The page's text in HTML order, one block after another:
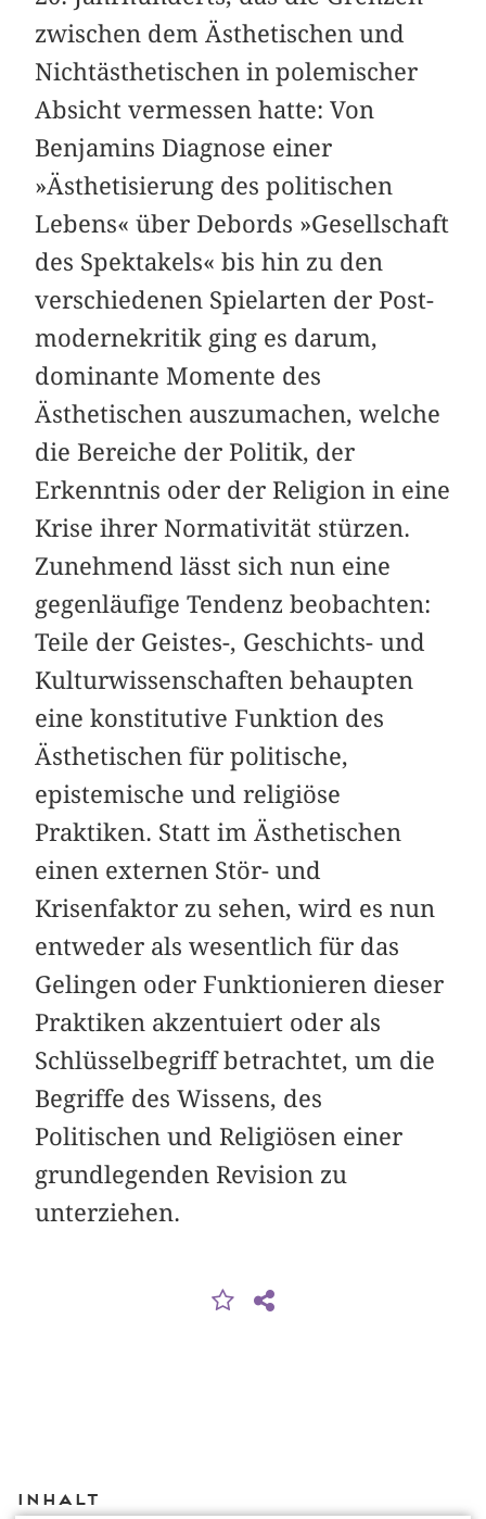
zwischen dem Ästhetischen und
Nichtästhetischen in polemischer
Absicht vermessen hatte: Von
Benjamins Diagnose einer
»Ästhetisierung des politischen
Lebens« über Debords »Gesellschaft
des Spektakels« bis hin zu den
verschiedenen Spielarten der Post­
modernekritik ging es darum,
dominante Momente des
Ästhetischen auszumachen, welche
die Bereiche der Politik, der
Erkenntnis oder der Religion in eine
Krise ihrer Norma­tivität stürzen.
Zunehmend lässt sich nun eine
gegenläufige Tendenz beobachten:
Teile der Geistes-, Geschichts- und
Kulturwissenschaften behaupten
eine konstitutive Funktion des
Ästhetischen für politische,
epistemische und religiöse
Praktiken. Statt im Ästhetischen
einen externen Stör- und
Krisenfaktor zu sehen, wird es nun
entweder als wesentlich für das
Gelingen oder Funktionieren dieser
Praktiken akzentuiert oder als
Schlüsselbegriff betrachtet, um die
Begriffe des Wissens, des
Politischen und Religiösen einer
grundlegenden Revision zu
unterziehen.
Inhalt